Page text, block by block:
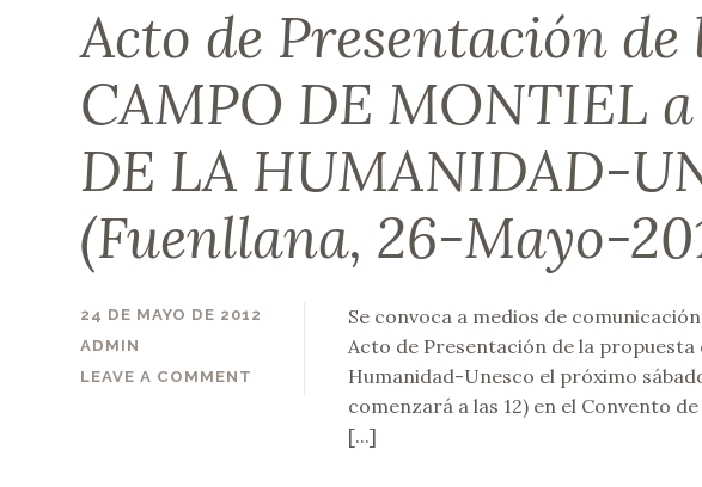
Acto de Presentación
CAMPO DE MONTIEL
DE LA HUMANIDAD-
(Fuenllana, 26-Mayo-
24 DE MAYO DE 2012
ADMIN
LEAVE A COMMENT
Se convoca a medios de
Acto de Presentación de la
Humanidad-Unesco el próximo
comenzará a las 12) en el Convento
[...]